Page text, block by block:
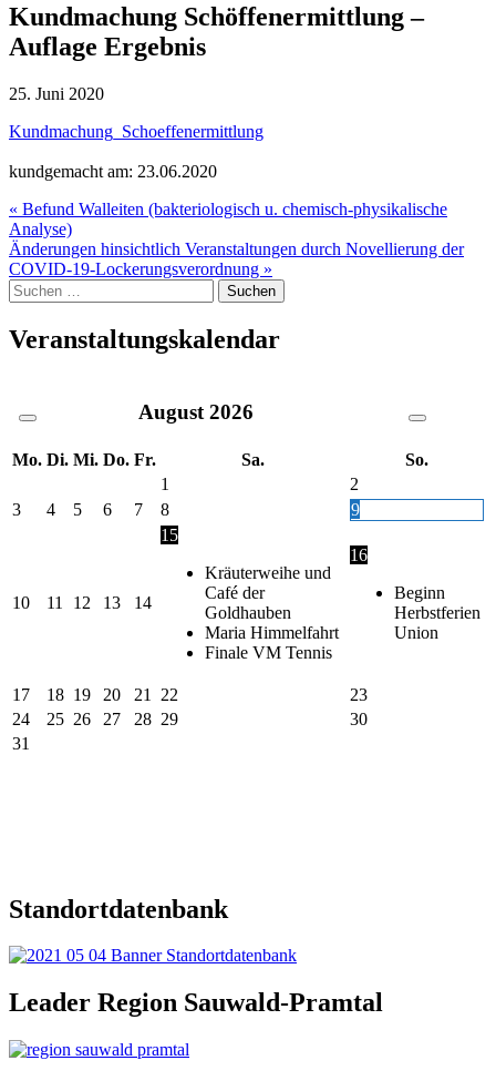
Kundmachung Schöffenermittlung –
Auflage Ergebnis
25. Juni 2020
Kundmachung_Schoeffenermittlung
kundgemacht am: 23.06.2020
Beitragsnavigation
« Befund Walleiten (bakteriologisch u. chemisch-physikalische
Analyse)
Änderungen hinsichtlich Veranstaltungen durch Novellierung der
COVID-19-Lockerungsverordnung »
Suche
nach:
Veranstaltungskalendar
August 2026
Mo. Di. Mi. Do. Fr. Sa.
So.
1
2
3
4 5 6 7 8 9
10 11 12 13 14
15
Kräuterweihe und
Café der
Goldhauben
Maria Himmelfahrt
Finale VM Tennis
16
Beginn
Herbstferien
Union
17 18 19 20 21 22
23
24
25 26 27 28 29
30
31
Standortdatenbank
Leader Region Sauwald-Pramtal